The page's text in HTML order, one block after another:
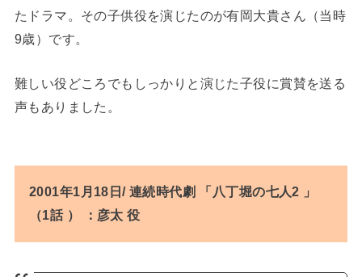
たドラマ。その子供役を演じたのが有岡大貴さん（当時
9歳）です。
難しい役どころでもしっかりと演じた子役に賞賛を送る
声もありました。
2001年1月18日/ 連続時代劇 「八丁堀の七人2 」
（1話 ） ：彦太 役